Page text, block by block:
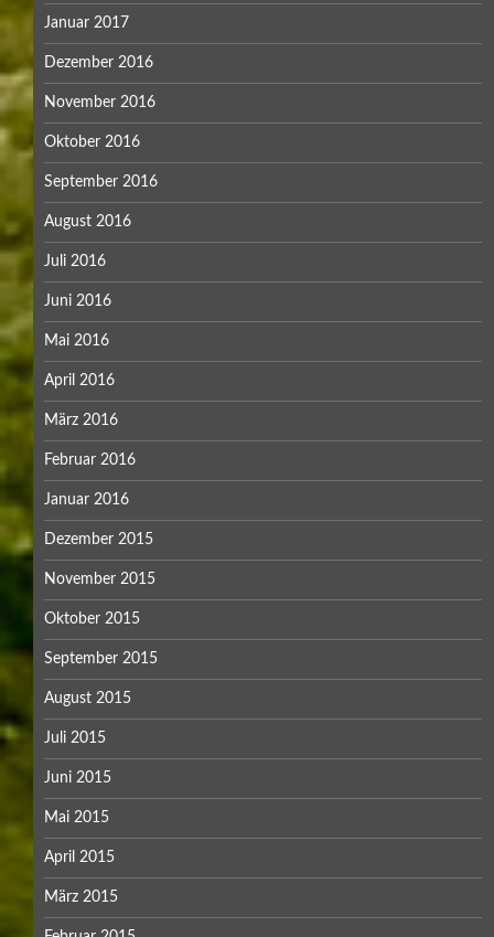
Januar 2017
Dezember 2016
November 2016
Oktober 2016
September 2016
August 2016
Juli 2016
Juni 2016
Mai 2016
April 2016
März 2016
Februar 2016
Januar 2016
Dezember 2015
November 2015
Oktober 2015
September 2015
August 2015
Juli 2015
Juni 2015
Mai 2015
April 2015
März 2015